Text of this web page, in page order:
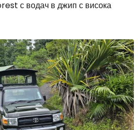
с водач в джип с висока